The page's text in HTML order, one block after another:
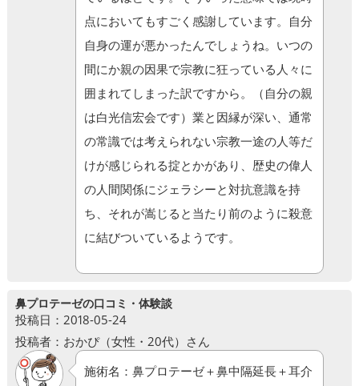
点においてもすごく感謝しています。自分
自身の運が悪かったんでしょうね。いつの
間にか親の因果で宗教に狂っている人々に
囲まれてしまった訳ですから。（自分の親
は白光信宏会です）業と因縁が深い、通常
の常識では考えられない宗教一途の人等だ
けが感じられる掟とかがあり、歴史の偉人
の人間関係にジェラシーと対抗意識を持
ち、それが嵩じると当たり前のように殺意
に結びついているようです。
鼻プロテーゼの口コミ・体験談
投稿日：2018-05-24
投稿者：おかぴ（女性・20代）さん
施術名：鼻プロテーゼ＋鼻中隔延長＋耳介